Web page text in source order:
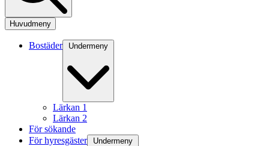
Huvudmeny
Bostäder Undermeny
Lärkan 1
Lärkan 2
För sökande
För hyresgäster
Undermeny